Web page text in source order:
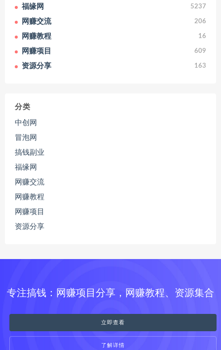
福缘网 5237
网赚交流 206
网赚教程 16
网赚项目 609
资源分享 163
分类
中创网
冒泡网
搞钱副业
福缘网
网赚交流
网赚教程
网赚项目
资源分享
专注搞钱：网赚项目分享，网赚教程、资源集合
立即查看
了解详情